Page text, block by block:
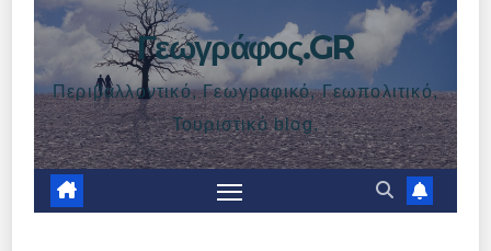
Γεωγράφος.GR
Περιβαλλοντικό, Γεωγραφικό, Γεωπολιτικό,
Τουριστικό blog.